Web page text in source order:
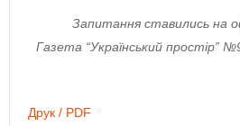
Запитання ставились на
Газета “Український простір”
Друк / PDF